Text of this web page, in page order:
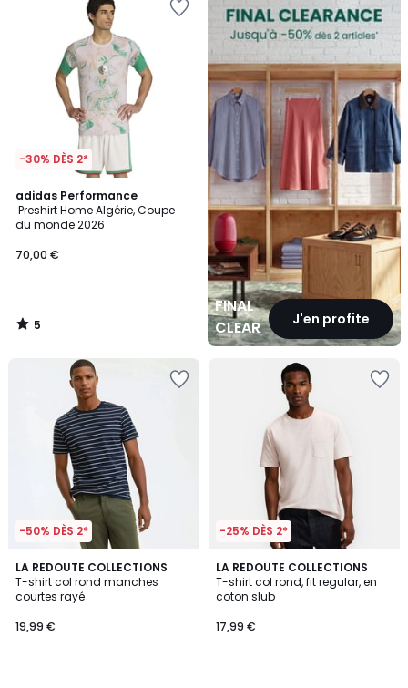
-30% DÈS 2*
adidas Performance
Preshirt Home Algérie, Coupe
du monde 2026
70,00 €
5
/
5
5
/
FINAL
CLEARANCEJ'en profite
CLEARANCE
-50% DÈS 2*
LA REDOUTE COLLECTIONS
T-shirt col rond manches
courtes rayé
19,99 €
4,9
/ 5
2
Couleurs
-25% DÈS 2*
LA REDOUTE COLLECTIONS
T-shirt col rond, fit regular, en
coton slub
17,99 €
4,7
/ 5
3
Couleurs